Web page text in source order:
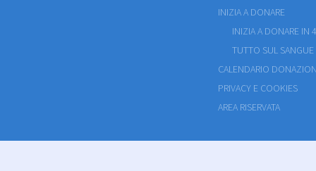
INIZIA A DONARE
INIZIA A DONARE IN
TUTTO SUL SANGUE
CALENDARIO
PRIVACY E COOKIES
AREA RISERVATA